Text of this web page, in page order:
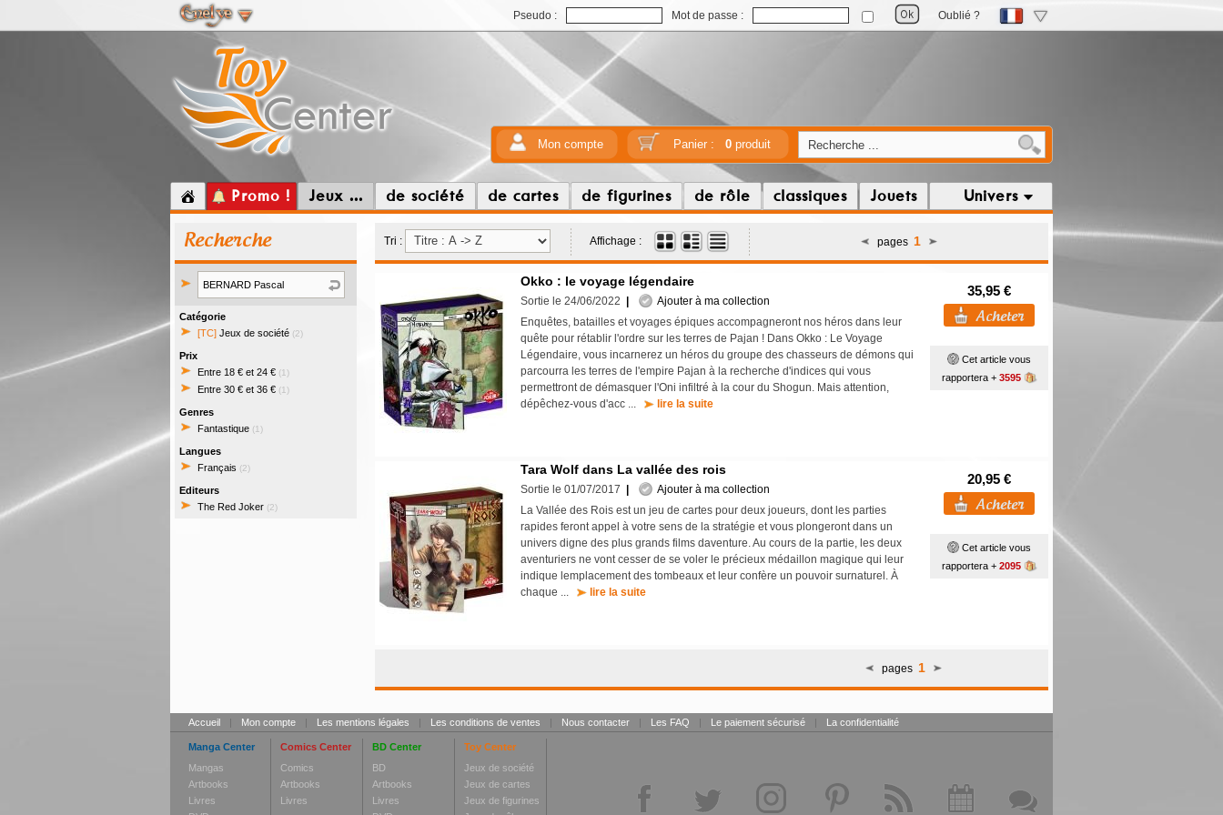
Pseudo : Mot de passe : Oublié ?
Mon compte Panier : 0produit
Promo ! Jeux ... de société de cartes de figurines de rôle classiques Jouets Univers
Recherche
Catégorie
[TC] Jeux de société (2)
Prix
Entre 18 € et 24 € (1)
Entre 30 € et 36 € (1)
Genres
Fantastique (1)
Langues
Français (2)
Editeurs
The Red Joker (2)
Tri : Affichage : pages 1
Okko : le voyage légendaire
Sortie le 24/06/2022
Ajouter à ma collection
Enquêtes, batailles et voyages épiques accompagneront nos héros dans leur
quête pour rétablir l'ordre sur les terres de Pajan ! Dans Okko : Le Voyage
Légendaire, vous incarnerez un héros du groupe des chasseurs de démons qui
parcourra les terres de l'empire Pajan à la recherche d'indices qui vous
permettront de démasquer l'Oni infiltré à la cour du Shogun. Mais attention,
dépêchez-vous d'acc ...
lire la suite
35,95 €
Cet article vous
rapportera + 3595
Tara Wolf dans La vallée des rois
Sortie le 01/07/2017
Ajouter à ma collection
La Vallée des Rois est un jeu de cartes pour deux joueurs, dont les parties
rapides feront appel à votre sens de la stratégie et vous plongeront dans un
univers digne des plus grands films daventure. Au cours de la partie, les deux
aventuriers ne vont cesser de se voler le précieux médaillon magique qui leur
indique lemplacement des tombeaux et leur confère un pouvoir surnaturel. À
chaque ...
lire la suite
20,95 €
Cet article vous
rapportera + 2095
pages 1
Accueil | Mon compte | Les mentions légales | Les conditions de ventes | Nous contacter | Les FAQ | Le paiement sécurisé | La confidentialité
Manga Center
Mangas
Artbooks
Livres
Comics Center
Comics
Artbooks
Livres
BD Center
BD
Artbooks
Livres
Toy Center
Jeux de société
Jeux de cartes
Jeux de figurines